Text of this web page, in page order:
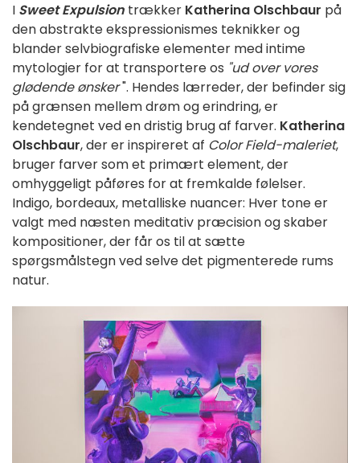
I Sweet Expulsion trækker Katherina Olschbaur på
den abstrakte ekspressionismes teknikker og
blander selvbiografiske elementer med intime
mytologier for at transportere os "ud over vores
glødende ønsker". Hendes lærreder, der befinder sig
på grænsen mellem drøm og erindring, er
kendetegnet ved en dristig brug af farver. Katherina
Olschbaur, der er inspireret af Color Field-maleriet,
bruger farver som et primært element, der
omhyggeligt påføres for at fremkalde følelser.
Indigo, bordeaux, metalliske nuancer: Hver tone er
valgt med næsten meditativ præcision og skaber
kompositioner, der får os til at sætte
spørgsmålstegn ved selve det pigmenterede rums
natur.